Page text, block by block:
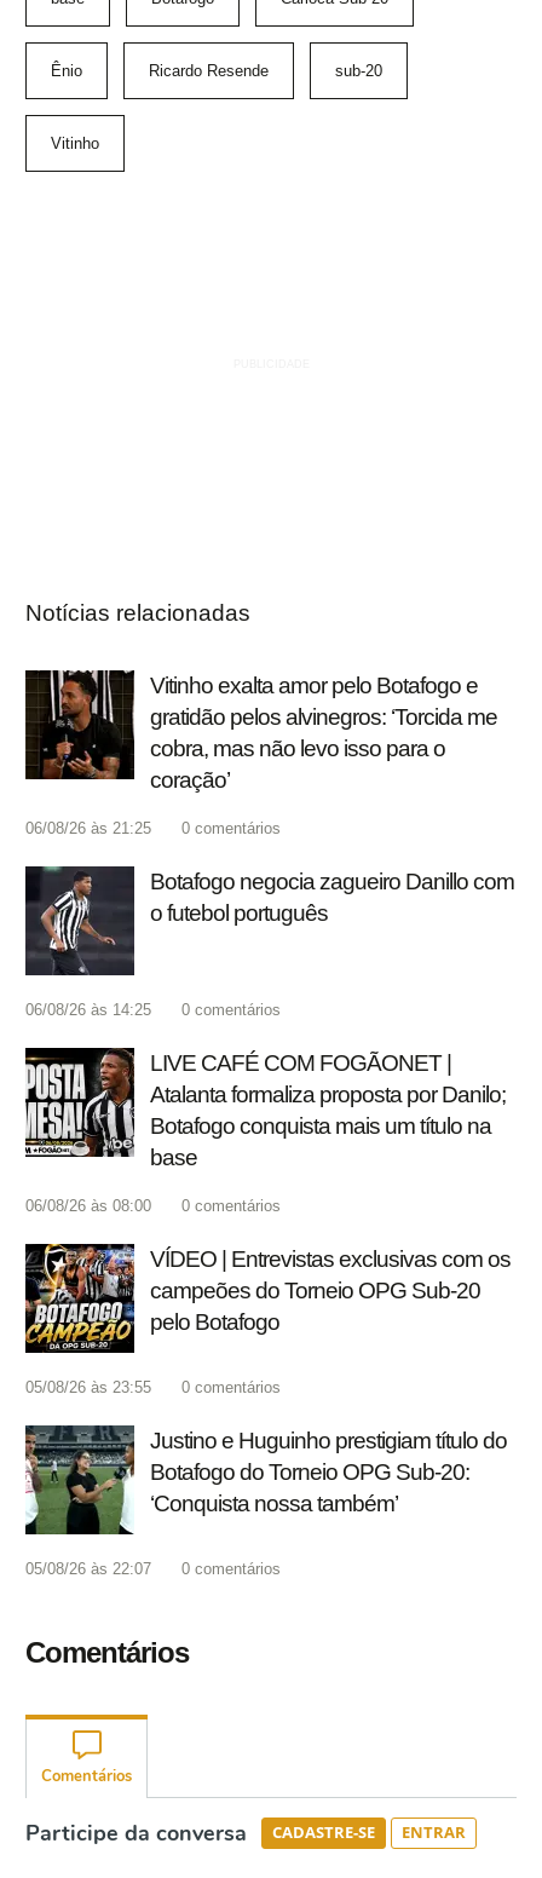
Ênio Ricardo Resende sub-20
Vitinho
Notícias relacionadas
Vitinho exalta amor pelo Botafogo e
gratidão pelos alvinegros: ‘Torcida me
cobra, mas não levo isso para o
coração’
06/08/26 às 21:25 0 comentários
Botafogo negocia zagueiro Danillo com
o futebol português
06/08/26 às 14:25 0 comentários
LIVE CAFÉ COM FOGÃONET |
Atalanta formaliza proposta por Danilo;
Botafogo conquista mais um título na
base
06/08/26 às 08:00 0 comentários
VÍDEO | Entrevistas exclusivas com os
campeões do Torneio OPG Sub-20
pelo Botafogo
05/08/26 às 23:55 0 comentários
Justino e Huguinho prestigiam título do
Botafogo do Torneio OPG Sub-20:
‘Conquista nossa também’
05/08/26 às 22:07 0 comentários
Comentários